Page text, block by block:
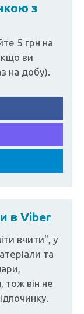
з
5 грн на
ви
на добу).
в Viber
вчити", у
та
тож він не